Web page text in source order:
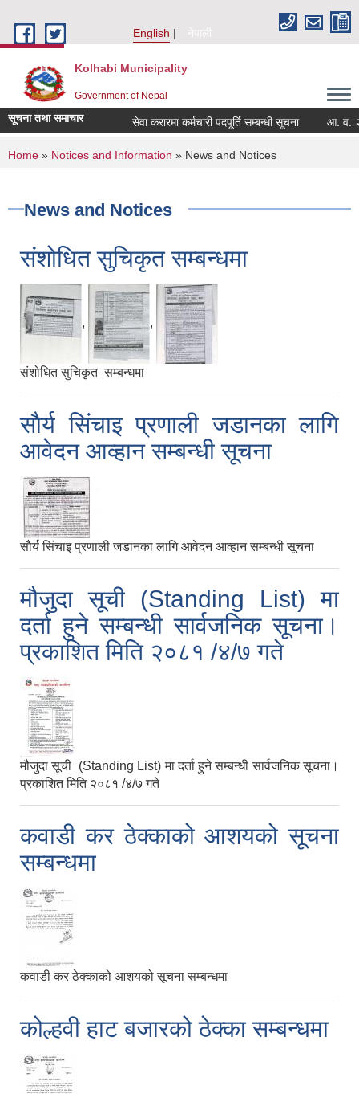
English
नेपाली
Kolhabi Municipality
Government of Nepal
सूचना तथा समाचार सेवा करारमा कर्मचारी पदपूर्ति सम्बन्धी सूचना आ. व.
You are here
Home » Notices and Information » News and Notices
News and Notices
संशोधित सुचिकृत सम्बन्धमा
, ,
संशोधित सुचिकृत सम्बन्धमा
साैर्य सिंचाइ प्रणाली जडानका लागि
आवेदन आव्हान सम्बन्धी सूचना
साैर्य सिंचाइ प्रणाली जडानका लागि आवेदन आव्हान सम्बन्धी सूचना
मौजुदा सूची (Standing List) मा
दर्ता हुने सम्बन्धी सार्वजनिक सूचना।
प्रकाशित मिति २०८१ /४/७ गते
मौजुदा सूची (Standing List) मा दर्ता हुने सम्बन्धी सार्वजनिक सूचना।
प्रकाशित मिति २०८१ /४/७ गते
कवाडी कर ठेक्काको आशयको सूचना
सम्बन्धमा
कवाडी कर ठेक्काको आशयको सूचना सम्बन्धमा
कोल्हवी हाट बजारको ठेक्का सम्बन्धमा